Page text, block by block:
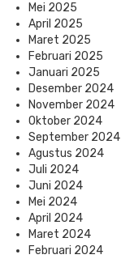
Mei 2025
April 2025
Maret 2025
Februari 2025
Januari 2025
Desember 2024
November 2024
Oktober 2024
September 2024
Agustus 2024
Juli 2024
Juni 2024
Mei 2024
April 2024
Maret 2024
Februari 2024